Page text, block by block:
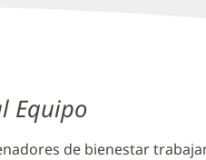
Equipo
de bienestar